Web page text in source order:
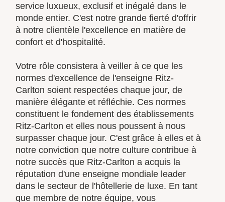
service luxueux, exclusif et inégalé dans le
monde entier. C'est notre grande fierté d'offrir
à notre clientèle l'excellence en matière de
confort et d'hospitalité.
Votre rôle consistera à veiller à ce que les
normes d'excellence de l'enseigne Ritz-
Carlton soient respectées chaque jour, de
manière élégante et réfléchie. Ces normes
constituent le fondement des établissements
Ritz-Carlton et elles nous poussent à nous
surpasser chaque jour. C'est grâce à elles et à
notre conviction que notre culture contribue à
notre succès que Ritz-Carlton a acquis la
réputation d'une enseigne mondiale leader
dans le secteur de l'hôtellerie de luxe. En tant
que membre de notre équipe, vous